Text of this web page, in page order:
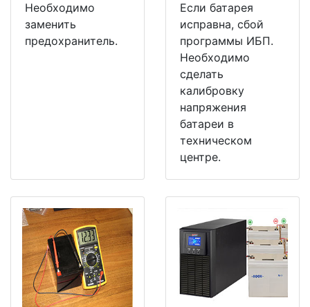
Необходимо
заменить
предохранитель.
Если батарея
исправна, сбой
программы ИБП.
Необходимо
сделать
калибровку
напряжения
батареи в
техническом
центре.